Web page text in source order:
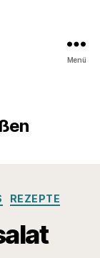
Menü
REZEPTE